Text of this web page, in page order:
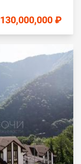
130,000,000 ₽